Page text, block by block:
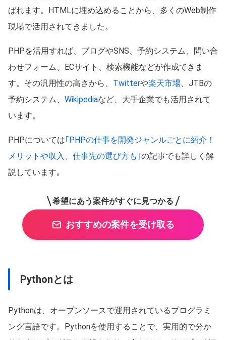
ばれます。HTMLに埋め込めることから、多くのWeb制作
現場で活用されてきました。
PHPを活用すれば、ブログやSNS、予約システム、問い合
わせフォーム、ECサイト、検索機能などが作成できま
す。その汎用性の高さから、 Twitterや楽天市場、JTBの
予約システム、 Wikipediaなど、大手企業でも活用されて
います。
PHPについては｢PHPの仕事を開発ジャンルごとに紹介！
メリットや収入、仕事先の選び方も｣の記事でも詳しく解
説しています｡
希望にあう案件がすぐに見つかる
おすすめの案件を受け取る
Pythonとは
Pythonは、オープンソースで運用されているプログラミ
ング言語です。Pythonを使用することで、実用的で分か